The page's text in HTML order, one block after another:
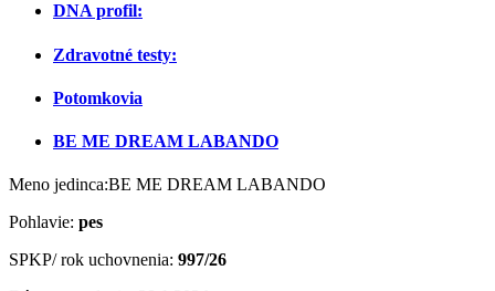
DNA profil:
Zdravotné testy:
Potomkovia
BE ME DREAM LABANDO
Meno jedinca:BE ME DREAM LABANDO
Pohlavie: pes
SPKP/ rok uchovnenia: 997/26